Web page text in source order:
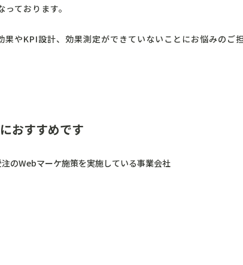
ております。
やKPI設計、効果測定ができていないことにお悩みのご
おすすめです
のWebマーケ施策を実施している事業会社